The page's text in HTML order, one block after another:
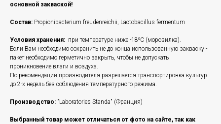
основной закваской!
Состав: Propionibacterium freudenreichii, Lactobacillus fermentum
Условия хранения: при температуре ниже -18⁰C (морозилка).
Если Вам необходимо сохранить не до конца использованную закваску -
пакет необходимо герметично закрыть, чтобы не допускать
проникновение влаги и воздуха.
По рекомендации производителя разрешается транспортировка культур
до 2-х недель без соблюдения температурного режима.
Производство: "Laboratories Standa" (Франция)
Выбранный товар может отличаться от фото на сайте, так как